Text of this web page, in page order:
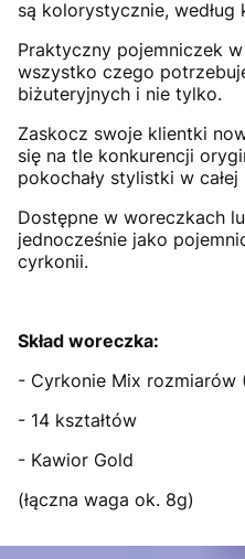
są kolorystycznie,
Praktyczny pojemniczek
wszystko czego
biżuteryjnych i nie tylko.
Zaskocz swoje klientki
się na tle konkurencji
pokochały stylistki w całej
Dostępne w woreczkach
jednocześnie jako
cyrkonii.
Skład woreczka:
- Cyrkonie Mix rozmiarów
- 14 kształtów
- Kawior Gold
(łączna waga ok. 8g)